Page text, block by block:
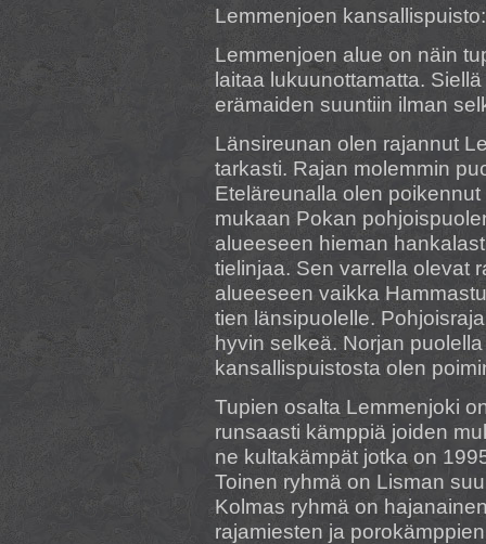
Lemmenjoen kansallispuisto:
Lemmenjoen alue on näin
laitaa lukuunottamatta.
erämaiden suuntiin ilman
Länsireunan olen rajannut
tarkasti. Rajan molemmin
Eteläreunalla olen
mukaan Pokan
alueeseen hieman
tielinjaa. Sen varrella olevat
alueeseen vaikka
tien länsipuolelle.
hyvin selkeä. Norjan
kansallispuistosta olen
Tupien osalta Lemmenjoki
runsaasti kämppiä joiden
ne kultakämpät jotka on
Toinen ryhmä on Lisman
Kolmas ryhmä on
rajamiesten ja